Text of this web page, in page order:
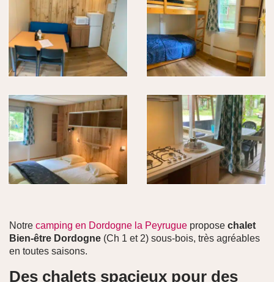
Notre camping en Dordogne la Peyrugue propose chalet
Bien-être Dordogne (Ch 1 et 2) sous-bois, très agréables
en toutes saisons.
Des chalets spacieux pour des